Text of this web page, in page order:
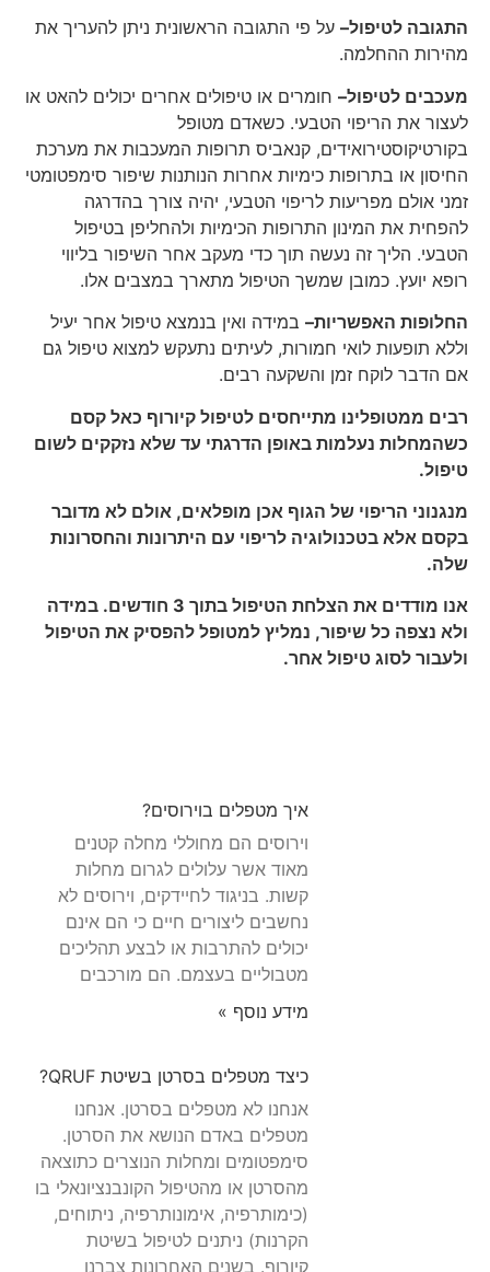
התגובה לטיפול– על פי התגובה הראשונית ניתן להעריך את
מהירות ההחלמה.
מעכבים לטיפול– חומרים או טיפולים אחרים יכולים להאט או
לעצור את הריפוי הטבעי. כשאדם מטופל
בקורטיקוסטירואידים, קנאביס תרופות המעכבות את מערכת
החיסון או בתרופות כימיות אחרות הנותנות שיפור סימפטומטי
זמני אולם מפריעות לריפוי הטבעי, יהיה צורך בהדרגה
להפחית את המינון התרופות הכימיות ולהחליפן בטיפול
הטבעי. הליך זה נעשה תוך כדי מעקב אחר השיפור בליווי
רופא יועץ. כמובן שמשך הטיפול מתארך במצבים אלו.
החלופות האפשריות– במידה ואין בנמצא טיפול אחר יעיל
וללא תופעות לואי חמורות, לעיתים נתעקש למצוא טיפול גם
אם הדבר לוקח זמן והשקעה רבים.
רבים ממטופלינו מתייחסים לטיפול קיורוף כאל קסם
כשהמחלות נעלמות באופן הדרגתי עד שלא נזקקים לשום
טיפול.
מנגנוני הריפוי של הגוף אכן מופלאים, אולם לא מדובר
בקסם אלא בטכנולוגיה לריפוי עם היתרונות והחסרונות
שלה.
אנו מודדים את הצלחת הטיפול בתוך 3 חודשים. במידה
ולא נצפה כל שיפור, נמליץ למטופל להפסיק את הטיפול
ולעבור לסוג טיפול אחר.
איך מטפלים בוירוסים?
וירוסים הם מחוללי מחלה קטנים
מאוד אשר עלולים לגרום מחלות
קשות. בניגוד לחיידקים, וירוסים לא
נחשבים ליצורים חיים כי הם אינם
יכולים להתרבות או לבצע תהליכים
מטבוליים בעצמם. הם מורכבים
מידע נוסף »
כיצד מטפלים בסרטן בשיטת QRUF?
אנחנו לא מטפלים בסרטן. אנחנו
מטפלים באדם הנושא את הסרטן.
סימפטומים ומחלות הנוצרים כתוצאה
מהסרטן או מהטיפול הקונבנציונאלי בו
(כימותרפיה, אימונותרפיה, ניתוחים,
הקרנות) ניתנים לטיפול בשיטת
קיורוף. בשנים האחרונות צברנו